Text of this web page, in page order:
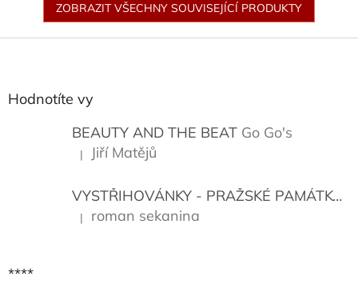
ZOBRAZIT VŠECHNY SOUVISEJÍCÍ PRODUKTY
Hodnotíte vy
BEAUTY AND THE BEAT Go Go's
Hodnocení produktu je 5 z 5 hvězdiček.
| Jiří Matějů
VYSTŘIHOVÁNKY - PRAŽSKÉ PAMÁTKY
Hodnocení produktu je 5 z 5 hvězdiček.
| roman sekanina
****